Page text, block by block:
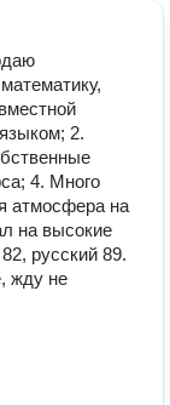
2.
4. Много
атмосфера на
на высокие
русский 89.
жду не